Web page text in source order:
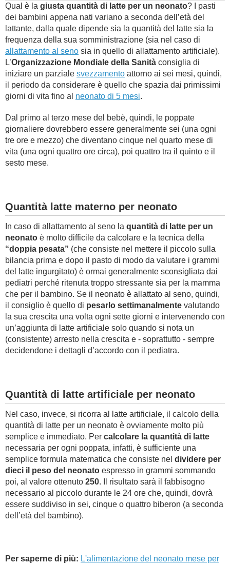
Qual è la giusta quantità di latte per un neonato? I pasti
dei bambini appena nati variano a seconda dell’età del
lattante, dalla quale dipende sia la quantità del latte sia la
frequenza della sua somministrazione (sia nel caso di
allattamento al seno sia in quello di allattamento artificiale).
L’Organizzazione Mondiale della Sanità consiglia di
iniziare un parziale svezzamento attorno ai sei mesi, quindi,
il periodo da considerare è quello che spazia dai primissimi
giorni di vita fino al neonato di 5 mesi.
Dal primo al terzo mese del bebè, quindi, le poppate
giornaliere dovrebbero essere generalmente sei (una ogni
tre ore e mezzo) che diventano cinque nel quarto mese di
vita (una ogni quattro ore circa), poi quattro tra il quinto e il
sesto mese.
Quantità latte materno per neonato
In caso di allattamento al seno la quantità di latte per un
neonato è molto difficile da calcolare e la tecnica della
“doppia pesata” (che consiste nel mettere il piccolo sulla
bilancia prima e dopo il pasto di modo da valutare i grammi
del latte ingurgitato) è ormai generalmente sconsigliata dai
pediatri perché ritenuta troppo stressante sia per la mamma
che per il bambino. Se il neonato è allattato al seno, quindi,
il consiglio è quello di pesarlo settimanalmente valutando
la sua crescita una volta ogni sette giorni e intervenendo con
un’aggiunta di latte artificiale solo quando si nota un
(consistente) arresto nella crescita e - soprattutto - sempre
decidendone i dettagli d’accordo con il pediatra.
Quantità di latte artificiale per neonato
Nel caso, invece, si ricorra al latte artificiale, il calcolo della
quantità di latte per un neonato è ovviamente molto più
semplice e immediato. Per calcolare la quantità di latte
necessaria per ogni poppata, infatti, è sufficiente una
semplice formula matematica che consiste nel dividere per
dieci il peso del neonato espresso in grammi sommando
poi, al valore ottenuto 250. Il risultato sarà il fabbisogno
necessario al piccolo durante le 24 ore che, quindi, dovrà
essere suddiviso in sei, cinque o quattro biberon (a seconda
dell’età del bambino).
Per saperne di più: L'alimentazione del neonato mese per